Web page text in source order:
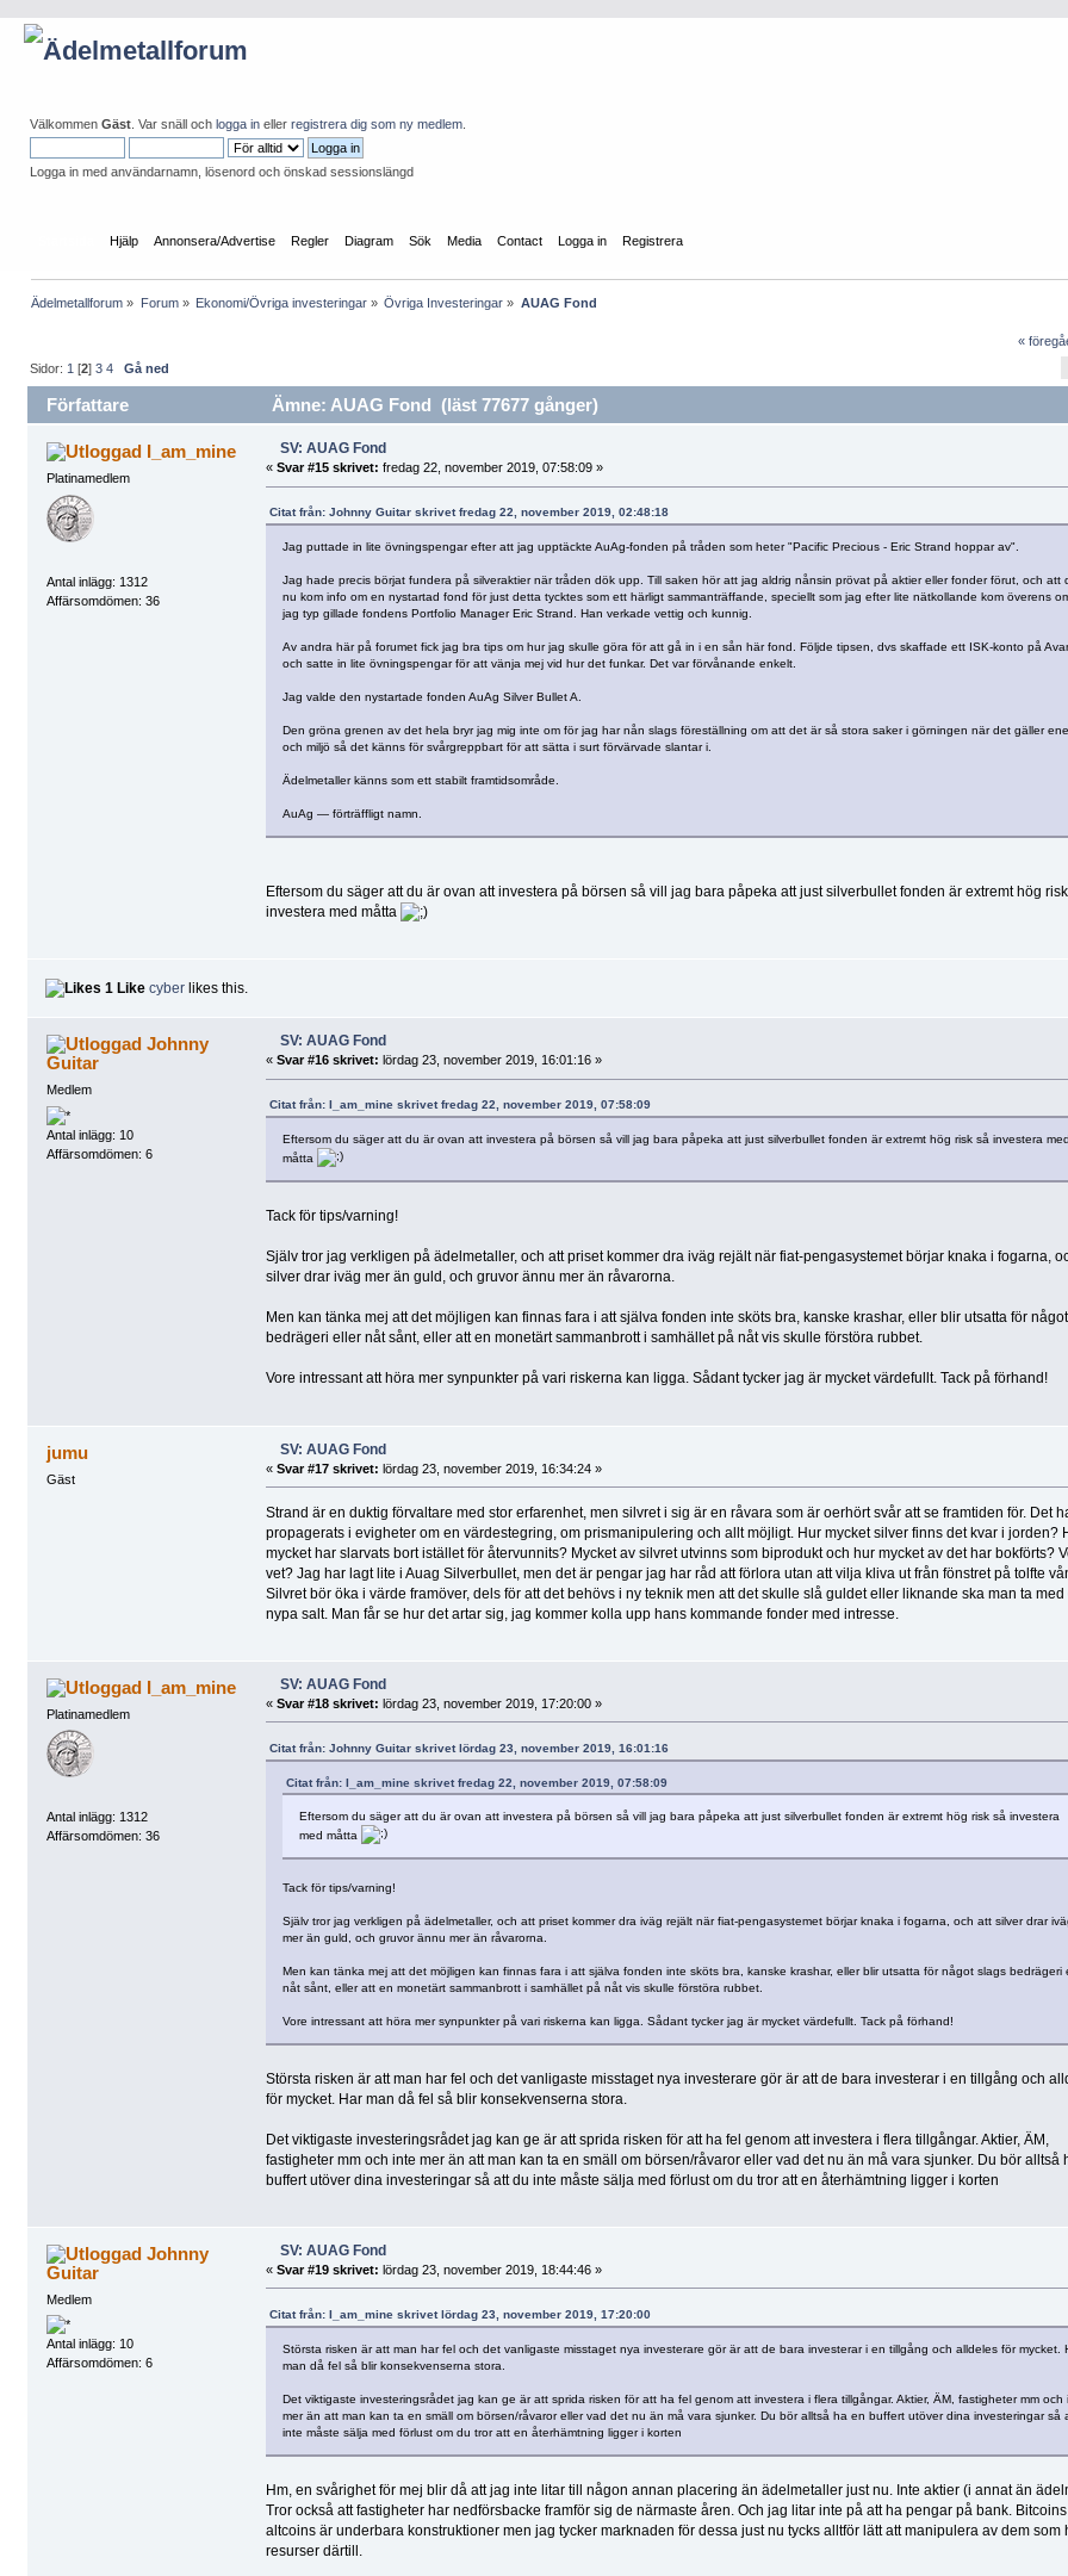
Välkommen Gäst . Var snäll och logga in eller registrera dig som ny medlem
Logga in med användarnamn, lösenord och önskad sessionslängd
Hjälp Annonsera/Advertise Regler Diagram Sök Media Contact Logga in Registrera
Ädelmetallforum » Forum» Ekonomi/Övriga investeringar» Övriga Investeringar » AUAG Fond
«
Sidor: 1 [2]3 4 Gå ned
Författare Ämne: AUAG Fond (läst 77677 gånger)
I_am_mine
Platinamedlem
Antal inlägg: 1312
Affärsomdömen: 36
SV: AUAG Fond
« Svar #15 skrivet: fredag 22, november 2019, 07:58:09 »
Citat från: Johnny Guitar skrivet fredag 22, november 2019, 02:48:18
Jag puttade in lite övningspengar efter att jag upptäckte AuAg-fonden på tråden som heter "Pacific Precious - Eric Strand hoppar av".
Jag hade precis börjat fundera på silveraktier när tråden dök upp. Till saken hör att jag aldrig nånsin prövat på aktier eller fonder förut, och att
nu kom info om en nystartad fond för just detta tycktes som ett härligt sammanträffande, speciellt som jag efter lite nätkollande kom överens
jag typ gillade fondens Portfolio Manager Eric Strand. Han verkade vettig och kunnig.
Av andra här på forumet fick jag bra tips om hur jag skulle göra för att gå in i en sån här fond. Följde tipsen, dvs skaffade ett ISK-konto på
och satte in lite övningspengar för att vänja mej vid hur det funkar. Det var förvånande enkelt.
Jag valde den nystartade fonden AuAg Silver Bullet A.
Den gröna grenen av det hela bryr jag mig inte om för jag har nån slags föreställning om att det är så stora saker i görningen när det gäller
och miljö så det känns för svårgreppbart för att sätta i surt förvärvade slantar i.
Ädelmetaller känns som ett stabilt framtidsområde.
AuAg — förträffligt namn.
Eftersom du säger att du är ovan att investera på börsen så vill jag bara påpeka att just silverbullet fonden är extremt hög
investera med måtta
1 Like cyberlikes this.
Johnny
Guitar
Medlem
Antal inlägg: 10
Affärsomdömen: 6
SV: AUAG Fond
« Svar #16 skrivet: lördag 23, november 2019, 16:01:16 »
Citat från: I_am_mine skrivet fredag 22, november 2019, 07:58:09
Eftersom du säger att du är ovan att investera på börsen så vill jag bara påpeka att just silverbullet fonden är extremt hög risk så investera med
måtta
Tack för tips/varning!
Själv tror jag verkligen på ädelmetaller, och att priset kommer dra iväg rejält när fiat-pengasystemet börjar knaka i fogarna,
silver drar iväg mer än guld, och gruvor ännu mer än råvarorna.
Men kan tänka mej att det möjligen kan finnas fara i att själva fonden inte sköts bra, kanske krashar, eller blir utsatta för
bedrägeri eller nåt sånt, eller att en monetärt sammanbrott i samhället på nåt vis skulle förstöra rubbet.
Vore intressant att höra mer synpunkter på vari riskerna kan ligga. Sådant tycker jag är mycket värdefullt. Tack på förhand!
jumu
Gäst
SV: AUAG Fond
« Svar #17 skrivet: lördag 23, november 2019, 16:34:24 »
Strand är en duktig förvaltare med stor erfarenhet, men silvret i sig är en råvara som är oerhört svår att se framtiden för. Det
propagerats i evigheter om en värdestegring, om prismanipulering och allt möjligt. Hur mycket silver finns det kvar i jorden?
mycket har slarvats bort istället för återvunnits? Mycket av silvret utvinns som biprodukt och hur mycket av det har bokförts?
vet? Jag har lagt lite i Auag Silverbullet, men det är pengar jag har råd att förlora utan att vilja kliva ut från fönstret på tolfte
Silvret bör öka i värde framöver, dels för att det behövs i ny teknik men att det skulle slå guldet eller liknande ska man ta med
nypa salt. Man får se hur det artar sig, jag kommer kolla upp hans kommande fonder med intresse.
I_am_mine
Platinamedlem
Antal inlägg: 1312
Affärsomdömen: 36
SV: AUAG Fond
« Svar #18 skrivet: lördag 23, november 2019, 17:20:00 »
Citat från: Johnny Guitar skrivet lördag 23, november 2019, 16:01:16
Citat från: I_am_mine skrivet fredag 22, november 2019, 07:58:09
Eftersom du säger att du är ovan att investera på börsen så vill jag bara påpeka att just silverbullet fonden är extremt hög risk så investera
med måtta
Tack för tips/varning!
Själv tror jag verkligen på ädelmetaller, och att priset kommer dra iväg rejält när fiat-pengasystemet börjar knaka i fogarna, och att silver drar
mer än guld, och gruvor ännu mer än råvarorna.
Men kan tänka mej att det möjligen kan finnas fara i att själva fonden inte sköts bra, kanske krashar, eller blir utsatta för något slags bedrägeri
nåt sånt, eller att en monetärt sammanbrott i samhället på nåt vis skulle förstöra rubbet.
Vore intressant att höra mer synpunkter på vari riskerna kan ligga. Sådant tycker jag är mycket värdefullt. Tack på förhand!
Största risken är att man har fel och det vanligaste misstaget nya investerare gör är att de bara investerar i en tillgång och
för mycket. Har man då fel så blir konsekvenserna stora.
Det viktigaste investeringsrådet jag kan ge är att sprida risken för att ha fel genom att investera i flera tillgångar. Aktier, ÄM,
fastigheter mm och inte mer än att man kan ta en smäll om börsen/råvaror eller vad det nu än må vara sjunker. Du bör alltså
buffert utöver dina investeringar så att du inte måste sälja med förlust om du tror att en återhämtning ligger i korten
Johnny
Guitar
Medlem
Antal inlägg: 10
Affärsomdömen: 6
SV: AUAG Fond
« Svar #19 skrivet: lördag 23, november 2019, 18:44:46 »
Citat från: I_am_mine skrivet lördag 23, november 2019, 17:20:00
Största risken är att man har fel och det vanligaste misstaget nya investerare gör är att de bara investerar i en tillgång och alldeles för mycket.
man då fel så blir konsekvenserna stora.
Det viktigaste investeringsrådet jag kan ge är att sprida risken för att ha fel genom att investera i flera tillgångar. Aktier, ÄM, fastigheter mm och
mer än att man kan ta en smäll om börsen/råvaror eller vad det nu än må vara sjunker. Du bör alltså ha en buffert utöver dina investeringar så
inte måste sälja med förlust om du tror att en återhämtning ligger i korten
Hm, en svårighet för mej blir då att jag inte litar till någon annan placering än ädelmetaller just nu. Inte aktier (i annat än
Tror också att fastigheter har nedförsbacke framför sig de närmaste åren. Och jag litar inte på att ha pengar på bank.
altcoins är underbara konstruktioner men jag tycker marknaden för dessa just nu tycks alltför lätt att manipulera av dem som
resurser därtill.